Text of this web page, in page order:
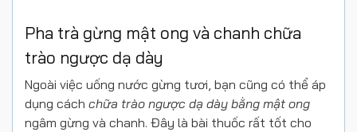
Pha trà gừng mật ong và chanh chữa
trào ngược dạ dày
Ngoài việc uống nước gừng tươi, bạn cũng có thể áp
dụng cách chữa trào ngược dạ dày bằng mật ong
ngâm gừng và chanh. Đây là bài thuốc rất tốt cho